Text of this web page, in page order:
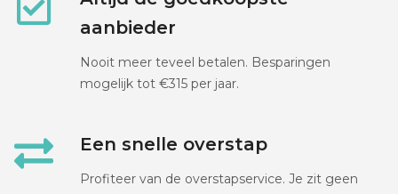
aanbieder
Nooit meer teveel betalen. Besparingen
mogelijk tot €315 per jaar.
Een snelle overstap
Profiteer van de overstapservice. Je zit geen